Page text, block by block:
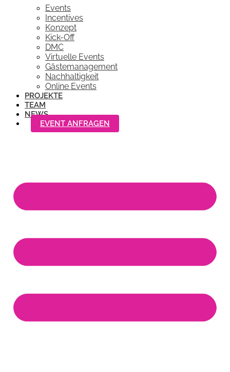
Events
Incentives
Konzept
Kick-Off
DMC
Virtuelle Events
Gästemanagement
Nachhaltigkeit
Online Events
PROJEKTE
TEAM
NEWS
EVENT ANFRAGEN